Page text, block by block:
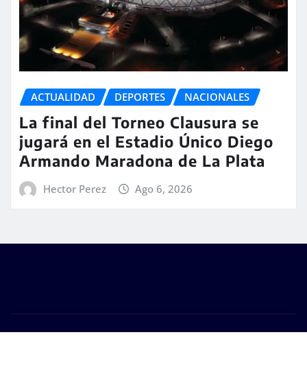
ACTUALIDAD DEPORTES NACIONALES
La final del Torneo Clausura se
jugará en el Estadio Único Diego
Armando Maradona de La Plata
Hector Perez Ago 6, 2026